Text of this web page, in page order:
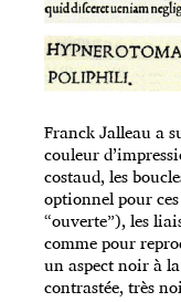
Franck Jalleau a
couleur
costaud, les
optionnel pour
“ouverte”), les
comme pour
un aspect noir à
contrastée, très